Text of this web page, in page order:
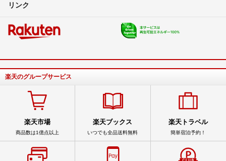
リンク
楽天のグループサービス
楽天市場
商品数は1億点以上
楽天ブックス
いつでも全品送料無料
楽天トラベル
簡単宿泊予約！